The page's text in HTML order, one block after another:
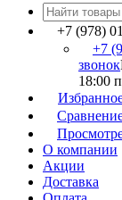
+7 (978)
+7
звонок
18:00
О компании
Акции
Доставка